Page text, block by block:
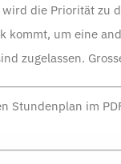
die Priorität zu
kommt, um eine
zugelassen.
Stundenplan im